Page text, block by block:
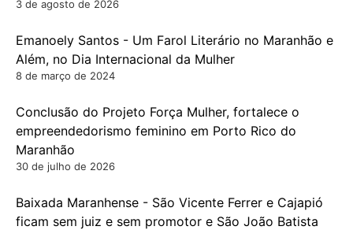
3 de agosto de 2026
Emanoely Santos - Um Farol Literário no Maranhão e
Além, no Dia Internacional da Mulher
8 de março de 2024
Conclusão do Projeto Força Mulher, fortalece o
empreendedorismo feminino em Porto Rico do
Maranhão
30 de julho de 2026
Baixada Maranhense - São Vicente Ferrer e Cajapió
ficam sem juiz e sem promotor e São João Batista